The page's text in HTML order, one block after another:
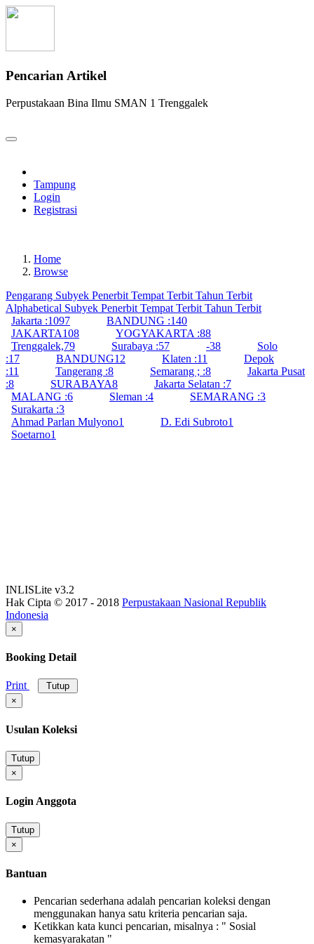
Pencarian Artikel
Perpustakaan Bina Ilmu SMAN 1 Trenggalek
Tampung
Login
Registrasi
Home
Browse
Pengarang Subyek Penerbit Tempat Terbit Tahun Terbit
Alphabetical Subyek Penerbit Tempat Terbit Tahun Terbit
Jakarta :1097 BANDUNG :140
JAKARTA108 YOGYAKARTA :88
Trenggalek,79 Surabaya :57 -38
Solo
:17 BANDUNG12 Klaten :11
Depok
:11 Tangerang :8 Semarang ; :8
Jakarta Pusat
:8 SURABAYA8 Jakarta Selatan :7
MALANG :6 Sleman :4 SEMARANG :3
Surakarta :3
Ahmad Parlan Mulyono1 D. Edi Subroto1
Soetarno1
INLISLite v3.2
Hak Cipta © 2017 - 2018 Perpustakaan Nasional Republik
Indonesia
×
Booking Detail
Print
Tutup
×
Usulan Koleksi
Tutup
×
Login Anggota
Tutup
×
Bantuan
Pencarian sederhana adalah pencarian koleksi dengan
menggunakan hanya satu kriteria pencarian saja.
Ketikkan kata kunci pencarian, misalnya : " Sosial
kemasyarakatan "